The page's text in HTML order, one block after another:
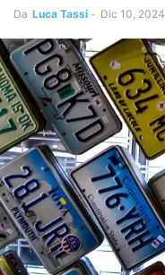
Da Luca Tassi - Dic 10, 2024